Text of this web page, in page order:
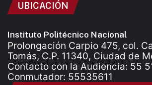
UBICACIÓN
Instituto Politécnico Nacional
Prolongación Carpio 475, col.
Tomás, C.P. 11340, Ciudad de
Contacto con la Audiencia: 55
Conmutador: 55535611